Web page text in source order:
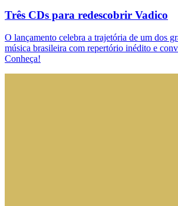
Três CDs para redescobrir Vadico
O lançamento celebra a trajetória de um dos
música brasileira com repertório inédito e
Conheça!